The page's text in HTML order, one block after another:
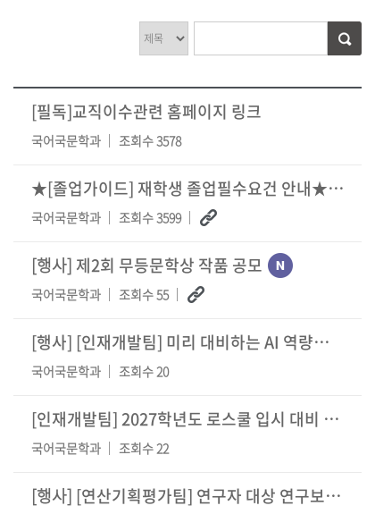
[필독]교직이수관련 홈페이지 링크
국어국문학과 조회수 3578
★[졸업가이드] 재학생 졸업필수요건 안내★ ver.260624
국어국문학과 조회수 3599
[행사] 제2회 무등문학상 작품 공모
국어국문학과 조회수 55
[행사] [인재개발팀] 미리 대비하는 AI 역량검사 특강
국어국문학과 조회수 20
[인재개발팀] 2027학년도 로스쿨 입시 대비 자기소개서 특강 및 면담 신청 안내
국어국문학과 조회수 22
[행사] [연산기획평가팀] 연구자 대상 연구보안 특강 안내